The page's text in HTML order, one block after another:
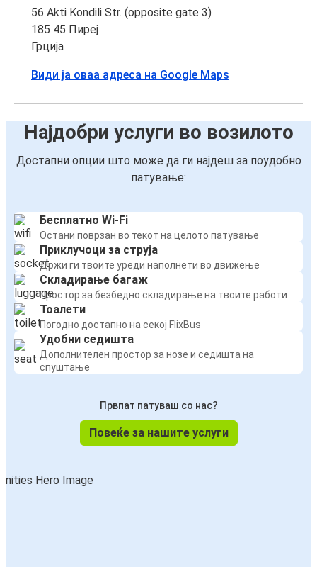
56 Akti Kondili Str. (opposite gate 3)
185 45 Пиреј
Грција
Види ја оваа адреса на Google Maps
Најдобри услуги во возилото
Достапни опции што може да ги најдеш за поудобно
патување:
Бесплатно Wi-Fi
Остани поврзан во текот на целото патување
Приклучоци за струја
Држи ги твоите уреди наполнети во движење
Складирање багаж
Простор за безбедно складирање на твоите работи
Тоалети
Погодно достапно на секој FlixBus
Удобни седишта
Дополнителен простор за нозе и седишта на
спуштање
Првпат патуваш со нас?
Повеќе за нашите услуги